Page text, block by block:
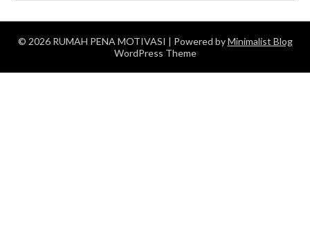
© 2026 RUMAH PENA MOTIVASI | Powered byMinimalist Blog
WordPress Theme